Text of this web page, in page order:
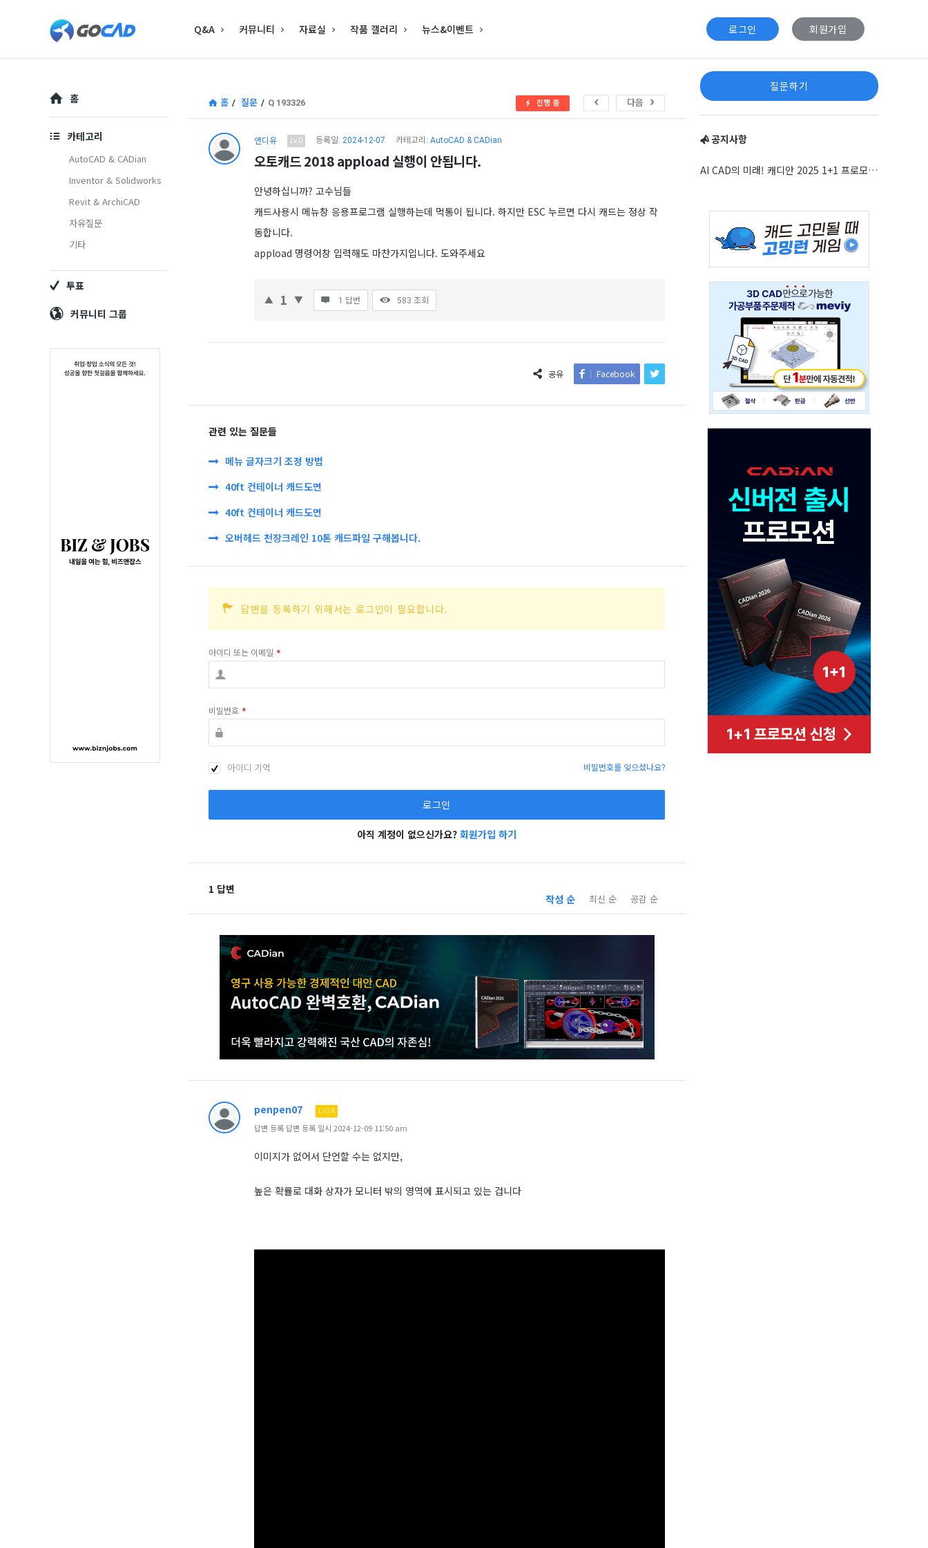
로그인 회원가입
캐
–
캐
(CAD)
중
심
캐
드
(CAD)
Q&A 커뮤니티 자료실 작품 갤러리 뉴스&이벤트
홈 / 질문 / Q 193326 다음
진행 중
앤디유 Lv.0 등록일: 2024-12-07 카테고리: AutoCAD & CADian
오토캐드 2018 appload 실행이 안됩니다.
안녕하십니까? 고수님들
캐드사용시 메뉴창 응용프로그램 실행하는데 먹통이 됩니다. 하지만 ESC 누르면 다시 캐드는 정상 작
동합니다.
appload 명령어창 입력해도 마찬가지입니다. 도와주세요
1 1 답변 583 조회
공유 Facebook
관련 있는 질문들
메뉴 글자크기 조정 방법
40ft 컨테이너 캐드도면
40ft 컨테이너 캐드도면
오버헤드 천장크레인 10톤 캐드파일 구해봅니다.
답변을 등록하기 위해서는 로그인이 필요합니다.
아이디 또는 이메일 *
비밀번호 *
아이디 기억 비밀번호를 잊으셨나요?
아직 계정이 없으신가요? 회원가입 하기
1 답변
작성 순 최신 순 공감 순
penpen07 Lv.24
답변 등록 답변 등록 일시 2024-12-09 11:50 am
이미지가 없어서 단언할 수는 없지만,
높은 확률로 대화 상자가 모니터 밖의 영역에 표시되고 있는 겁니다
Sidebar
질문하기
공지사항
AI CAD의 미래! 캐디안 2025 1+1 프로모션 안내
234x60
234x60
120x600
Explore
홈
카테고리
AutoCAD & CADian
Inventor & Solidworks
Revit & ArchiCAD
자유질문
기타
투표
커뮤니티 그룹